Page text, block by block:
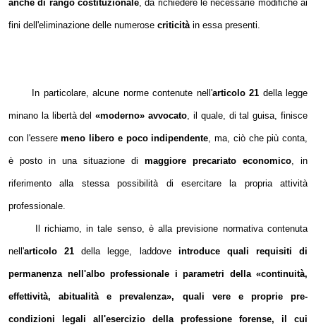
anche di rango costituzionale , da richiedere le necessarie modifiche ai
fini dell'eliminazione delle numerose criticità in essa presenti.
In particolare, alcune norme contenute nell'articolo 21 della legge
minano la libertà del«moderno» avvocato , il quale, di tal guisa, finisce
con l'esseremeno libero e poco indipendente , ma, ciò che più conta,
è posto in una situazione di maggiore precariato economico , in
riferimento alla stessa possibilità di esercitare la propria attività
professionale.
Il richiamo, in tale senso, è alla previsione normativa contenuta
nell'articolo 21 della legge, laddove introduce quali requisiti di
permanenza nell'albo professionale i parametri della «continuità,
effettività, abitualità e prevalenza», quali vere e proprie pre-
condizioni legali all'esercizio della professione forense, il cui